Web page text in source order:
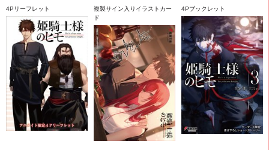
4Pリーフレット
複製サイン入りイラストカー
ド
4Pブックレット